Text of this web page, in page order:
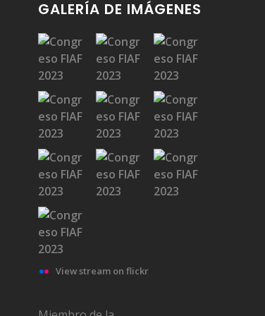
GALERÍA DE IMÁGENES
View stream on flickr